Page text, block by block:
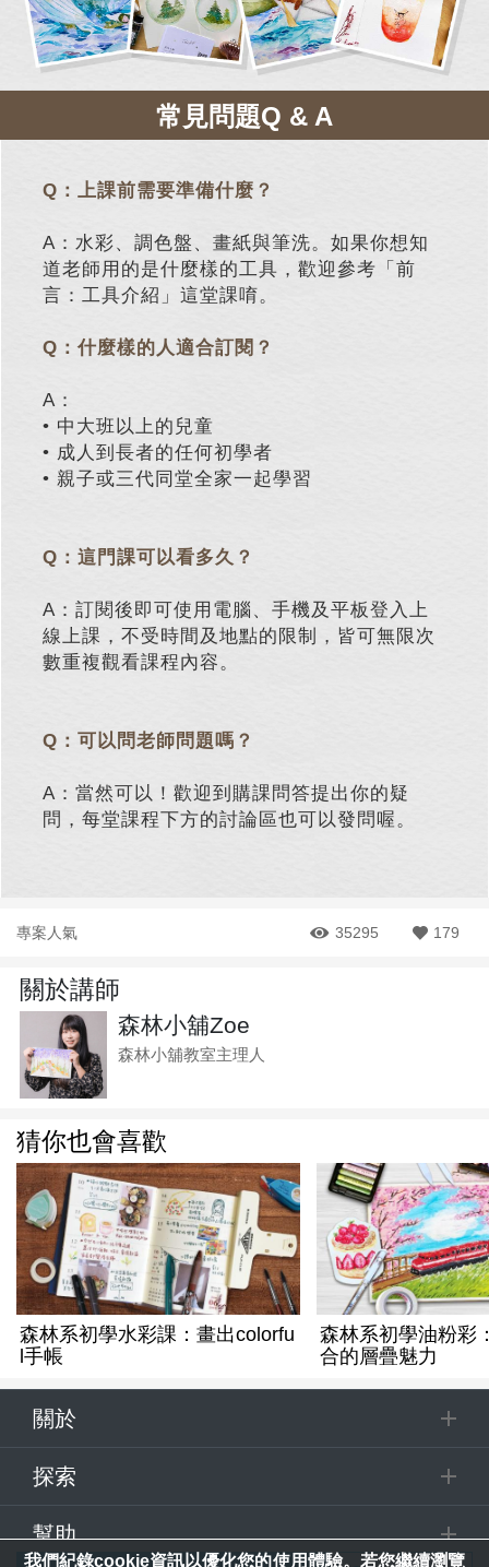
常見問題Q & A
Q：上課前需要準備什麼？
A：水彩、調色盤、畫紙與筆洗。如果你想知
道老師用的是什麼樣的工具，歡迎參考「前
言：工具介紹」這堂課唷。
Q：什麼樣的人適合訂閱？
A：
• 中大班以上的兒童
• 成人到長者的任何初學者
• 親子或三代同堂全家一起學習
Q：這門課可以看多久？
A：訂閱後即可使用電腦、手機及平板登入上
線上課，不受時間及地點的限制，皆可無限次
數重複觀看課程內容。
Q：可以問老師問題嗎？
A：當然可以！歡迎到購課問答提出你的疑
問，每堂課程下方的討論區也可以發問喔。
專案人氣 35295 179
關於講師
森林小舖Zoe
森林小舖教室主理人
猜你也會喜歡
森林系初學水彩課：畫出colorfu
l手帳
森林系初學油粉彩
合的層疊魅力
關於
探索
幫助
我們紀錄cookie資訊以優化您的使用體驗。若您繼續瀏覽